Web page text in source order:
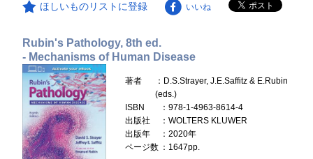
ほしいものリストに登録 いいね
Rubin's Pathology, 8th ed.
- Mechanisms of Human Disease
著者
：D.S.Strayer, J.E.Saffitz & E.Rubin
(eds.)
ISBN
：978-1-4963-8614-4
出版社
：WOLTERS KLUWER
出版年
：2020年
ページ数 ：1647pp.